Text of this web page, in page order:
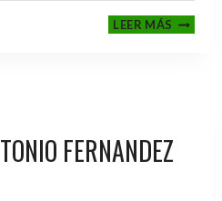
LEER MÁSIII
FERNANDEZ